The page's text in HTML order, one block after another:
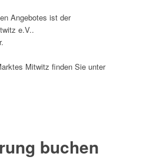
Angebotes ist der
e.V..
Mitwitz finden Sie unter
buchen